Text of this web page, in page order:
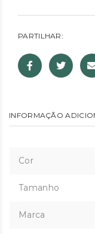
PARTILHAR:
INFORMAÇÃO
Cor
Tamanho
Marca